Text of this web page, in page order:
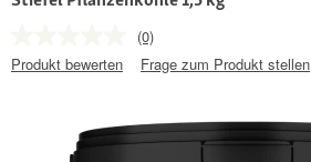
(0)
Produkt bewerten
Frage zum Produkt stellen